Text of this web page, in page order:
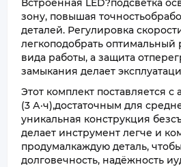
Встроенная LED?подсветка
зону, повышая
деталей. Регулировка
легкоподобрать
вида работы, а защита
замыкания делает
Этот комплект поставляется с
(3 А·ч),достаточным для
уникальная конструкция
делает инструмент легче и
продумалкаждую деталь,
долговечность, надёжность